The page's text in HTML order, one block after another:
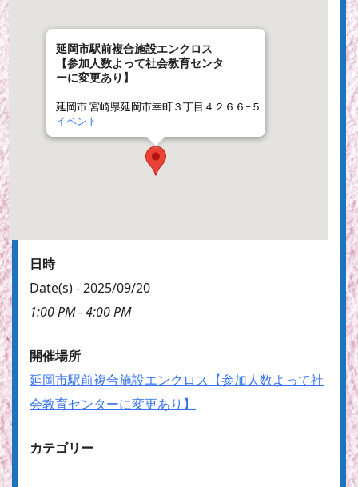
延岡市駅前複合施設エンクロス
【参加人数よって社会教育センタ
ーに変更あり】
延岡市 宮崎県延岡市幸町３丁目４２６６−５
イベント
日時
Date(s) - 2025/09/20
1:00 PM - 4:00 PM
開催場所
延岡市駅前複合施設エンクロス【参加人数よって社
会教育センターに変更あり】
カテゴリー